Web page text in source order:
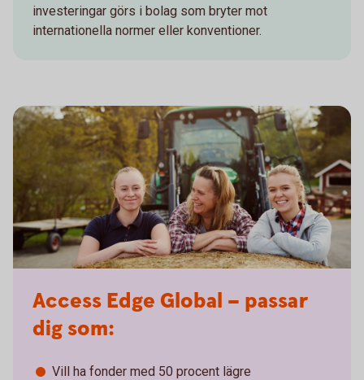
investeringar görs i bolag som bryter mot
internationella normer eller konventioner.
Access Edge Global – passar
dig som:
Vill ha fonder med 50 procent lägre